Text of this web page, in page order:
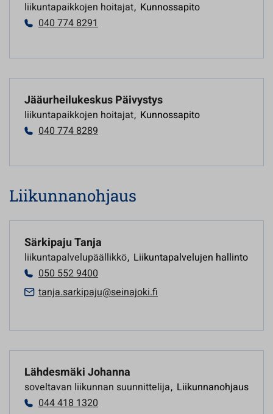
liikuntapaikkojen hoitajat, Kunnossapito
040 774 8291
Jääurheilukeskus Päivystys
liikuntapaikkojen hoitajat, Kunnossapito
040 774 8289
Liikunnanohjaus
Särkipaju Tanja
liikuntapalvelupäällikkö, Liikuntapalvelujen hallinto
050 552 9400
tanja.sarkipaju@seinajoki.fi
Lähdesmäki Johanna
soveltavan liikunnan suunnittelija, Liikunnanohjaus
044 418 1320